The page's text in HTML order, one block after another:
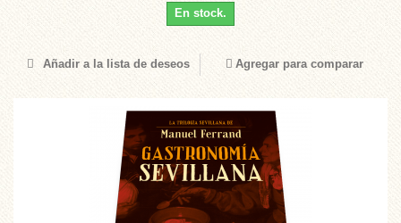
En stock.
Añadir a la lista de deseos Agregar para comparar